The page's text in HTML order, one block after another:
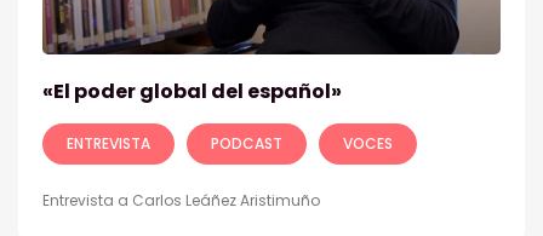
«El poder global del español»
ENTREVISTA PODCAST VOCES
Entrevista a Carlos Leáñez Aristimuño